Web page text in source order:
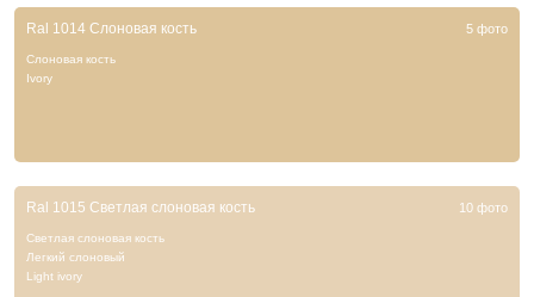
Ral 1014 Слоновая кость 5 фото
Слоновая кость
Ivory
Ral 1015 Светлая слоновая кость 10 фото
Светлая слоновая кость
Легкий слоновый
Light ivory